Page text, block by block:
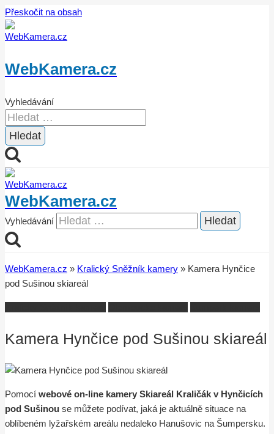
Přeskočit na obsah
WebKamera.cz
Vyhledávání
WebKamera.cz
Vyhledávání
WebKamera.cz » Kralický Sněžník kamery » Kamera Hynčice
pod Sušinou skiareál
Kamera Hynčice pod Sušinou skiareál
Pomocí webové on-line kamery Skiareál Kraličák v Hynčicích
pod Sušinou se můžete podívat, jaká je aktuálně situace na
oblíbeném lyžařském areálu nedaleko Hanušovic na Šumpersku.